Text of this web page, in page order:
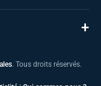
+
. Tous droits réservés.